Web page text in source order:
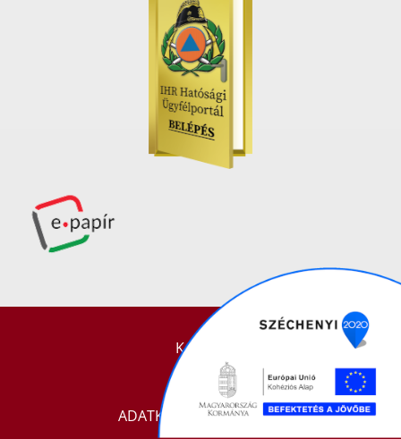
KAPCSOLAT
IMPRESSZUM
ADATKEZELÉSI TÁJÉKOZTATÓ